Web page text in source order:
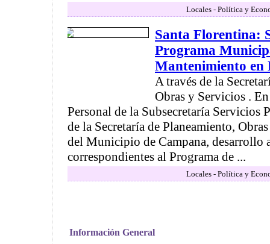
Locales - Política y
Santa Florentina:
Programa
Mantenimiento en
A través de la
Obras y Servicios .
Personal de la Subsecretaría Servicios
de la Secretaría de Planeamiento,
del Municipio de Campana, desarrollo
correspondientes al Programa de ...
Locales - Política y
Información General